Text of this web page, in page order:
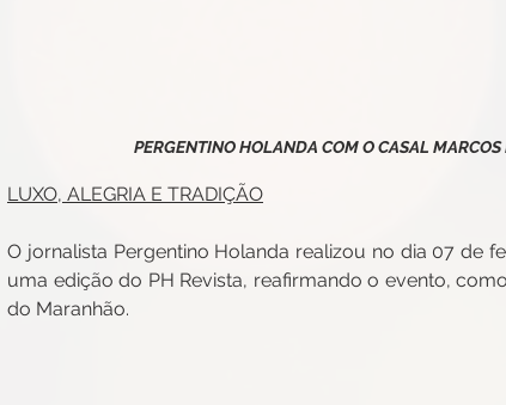
PERGENTINO HOLANDA COM O CASAL
LUXO, ALEGRIA E TRADIÇÃO
O jornalista Pergentino Holanda realizou no dia 07 de
uma edição do PH Revista, reafirmando o evento,
do Maranhão.